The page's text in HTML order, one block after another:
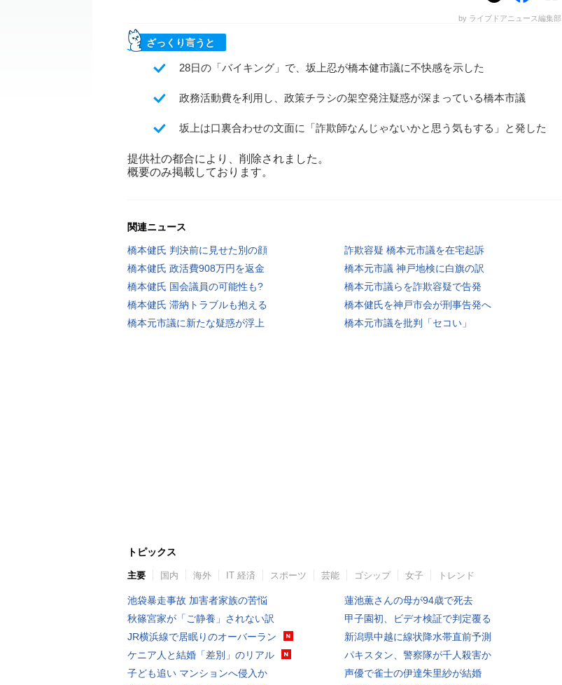
by ライブドアニュース編集部
ざっくり言うと
28日の「バイキング」で、坂上忍が橋本健市議に不快感を示した
政務活動費を利用し、政策チラシの架空発注疑惑が深まっている橋本市議
坂上は口裏合わせの文面に「詐欺師なんじゃないかと思う気もする」と発した
提供社の都合により、削除されました。
概要のみ掲載しております。
関連ニュース
橋本健氏 判決前に見せた別の顔
詐欺容疑 橋本元市議を在宅起訴
橋本健氏 政活費908万円を返金
橋本元市議 神戸地検に白旗の訳
橋本健氏 国会議員の可能性も?
橋本元市議らを詐欺容疑で告発
橋本健氏 滞納トラブルも抱える
橋本健氏を神戸市会が刑事告発へ
橋本元市議に新たな疑惑が浮上
橋本元市議を批判「セコい」
トピックス
主要 国内 海外 IT 経済 スポーツ 芸能 ゴシップ 女子 トレンド
池袋暴走事故 加害者家族の苦悩
秋篠宮家が「ご静養」されない訳
JR横浜線で居眠りのオーバーラン
ケニア人と結婚「差別」のリアル
子ども追い マンションへ侵入か
蓮池薫さんの母が94歳で死去
甲子園初、ビデオ検証で判定覆る
新潟県中越に線状降水帯直前予測
パキスタン、警察隊が千人殺害か
声優で雀士の伊達朱里紗が結婚